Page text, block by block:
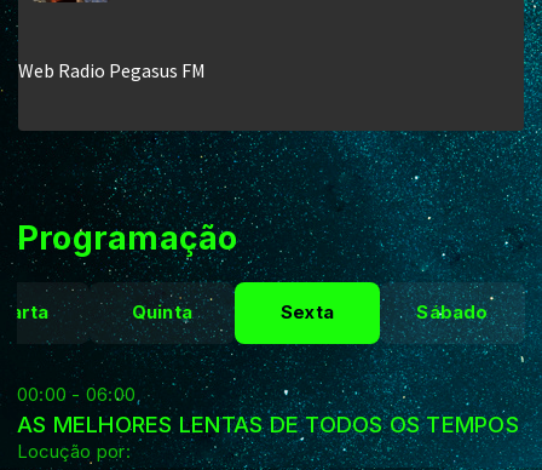
Programação
Quinta Sexta Sábado
00:00 - 06:00
AS MELHORES LENTAS DE TODOS OS TEMPOS
Locução por: